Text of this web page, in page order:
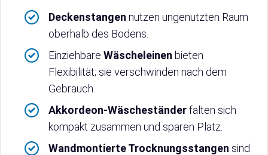
Deckenstangen nutzen ungenutzten Raum
oberhalb des Bodens.
Einziehbare Wäscheleinen bieten
Flexibilität; sie verschwinden nach dem
Gebrauch.
Akkordeon-Wäscheständerfalten sich
kompakt zusammen und sparen Platz.
Wandmontierte Trocknungsstangen sind